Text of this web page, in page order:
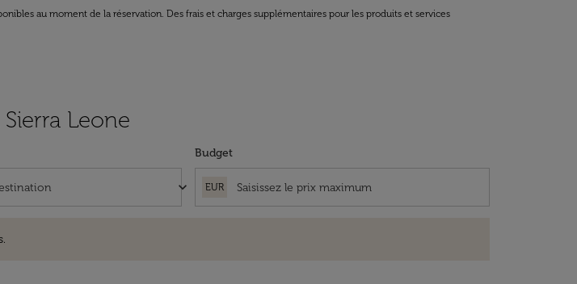
au moment de la réservation. Des frais et charges supplémentaires pour les produits et services
Leone
keyboard_arrow_down
Budget
EUR